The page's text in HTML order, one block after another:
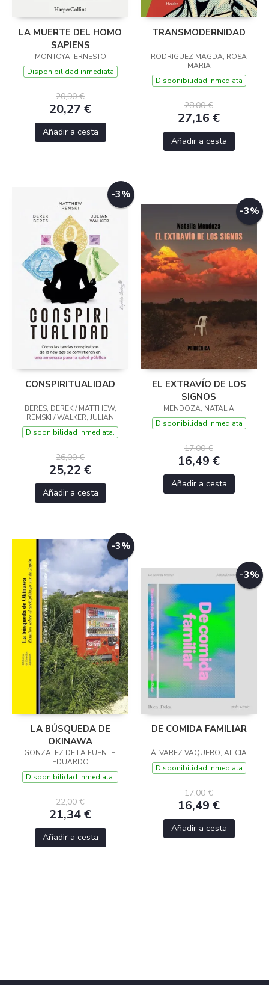
LA MUERTE DEL HOMO
SAPIENS
MONTOYA, ERNESTO
Disponibilidad inmediata
20,90 €
20,27 €
Añadir a cesta
TRANSMODERNIDAD
RODRIGUEZ MAGDA, ROSA
MARIA
Disponibilidad inmediata
28,00 €
27,16 €
Añadir a cesta
-3%
CONSPIRITUALIDAD
BERES, DEREK / MATTHEW,
REMSKI / WALKER, JULIAN
Disponibilidad inmediata.
26,00 €
25,22 €
Añadir a cesta
-3%
EL EXTRAVÍO DE LOS
SIGNOS
MENDOZA, NATALIA
Disponibilidad inmediata
17,00 €
16,49 €
Añadir a cesta
-3%
LA BÚSQUEDA DE
OKINAWA
GONZALEZ DE LA FUENTE,
EDUARDO
Disponibilidad inmediata.
22,00 €
21,34 €
Añadir a cesta
-3%
DE COMIDA FAMILIAR
ÁLVAREZ VAQUERO, ALICIA
Disponibilidad inmediata
17,00 €
16,49 €
Añadir a cesta